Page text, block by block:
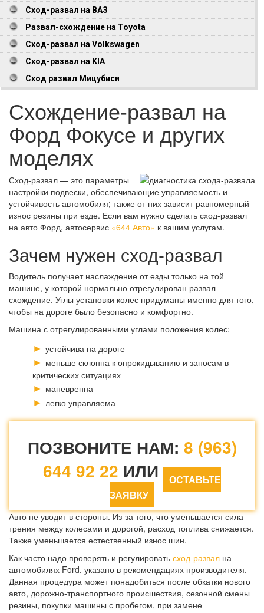
Сход-развал на ВАЗ
Развал-схождение на Toyota
Сход-развал на Volkswagen
Сход-развал на KIA
Сход развал Мицубиси
Схождение-развал на
Форд Фокусе и других
моделях
Сход-развал — это параметры
настройки подвески, обеспечивающие управляемость и
устойчивость автомобиля; также от них зависит равномерный
износ резины при езде. Если вам нужно сделать сход-развал
на авто Форд, автосервис «644 Авто» к вашим услугам.
Зачем нужен сход-развал
Водитель получает наслаждение от езды только на той
машине, у которой нормально отрегулирован развал-
схождение. Углы установки колес придуманы именно для того,
чтобы на дороге было безопасно и комфортно.
Машина с отрегулированными углами положения колес:
устойчива на дороге
меньше склонна к опрокидыванию и заносам в
критических ситуациях
маневренна
легко управляема
ПОЗВОНИТЕ НАМ: 8 (963)
644 92 22 ИЛИ
ОСТАВЬТЕ
ЗАЯВКУ
Авто не уводит в стороны. Из-за того, что уменьшается сила
трения между колесами и дорогой, расход топлива снижается.
Также уменьшается естественный износ шин.
Как часто надо проверять и регулировать сход-развал на
автомобилях Ford, указано в рекомендациях производителя.
Данная процедура может понадобиться после обкатки нового
авто, дорожно-транспортного происшествия, сезонной смены
резины, покупки машины с пробегом, при замене